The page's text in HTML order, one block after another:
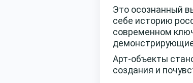
Это осознанный
себе историю
современном
демонстрирующие
Арт-объекты
создания и